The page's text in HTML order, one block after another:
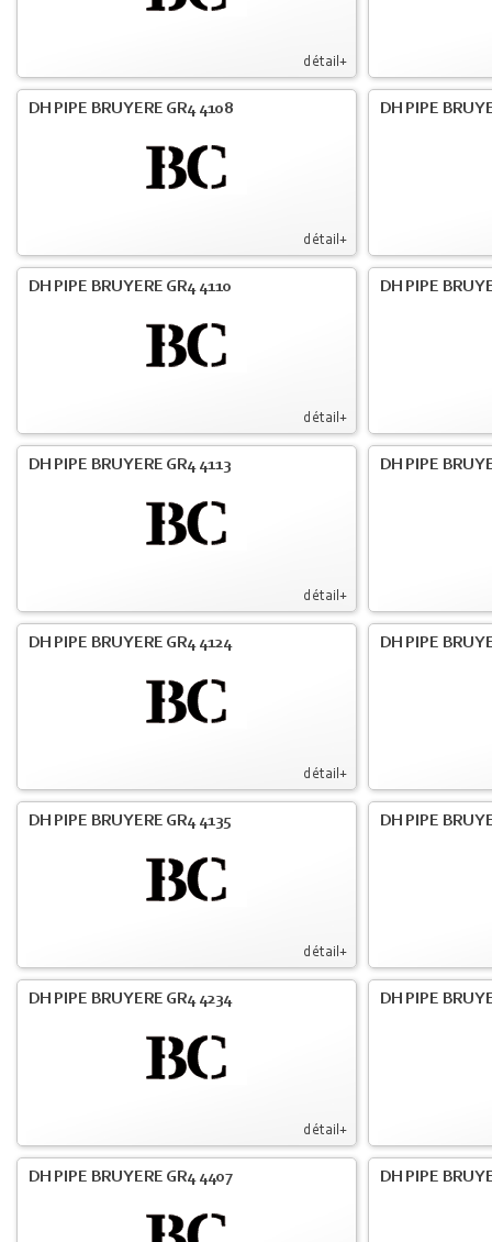
détail+
détail+
DH PIPE BRUYERE GR4 4108 DH PIPE
détail+
DH PIPE BRUYERE GR4 4110 DH PIPE
détail+
DH PIPE BRUYERE GR4 4113 DH PIPE
détail+
DH PIPE BRUYERE GR4 4124 DH PIPE
détail+
DH PIPE BRUYERE GR4 4135 DH PIPE
détail+
DH PIPE BRUYERE GR4 4234 DH PIPE
DH PIPE BRUYERE GR4 4407 DH PIPE